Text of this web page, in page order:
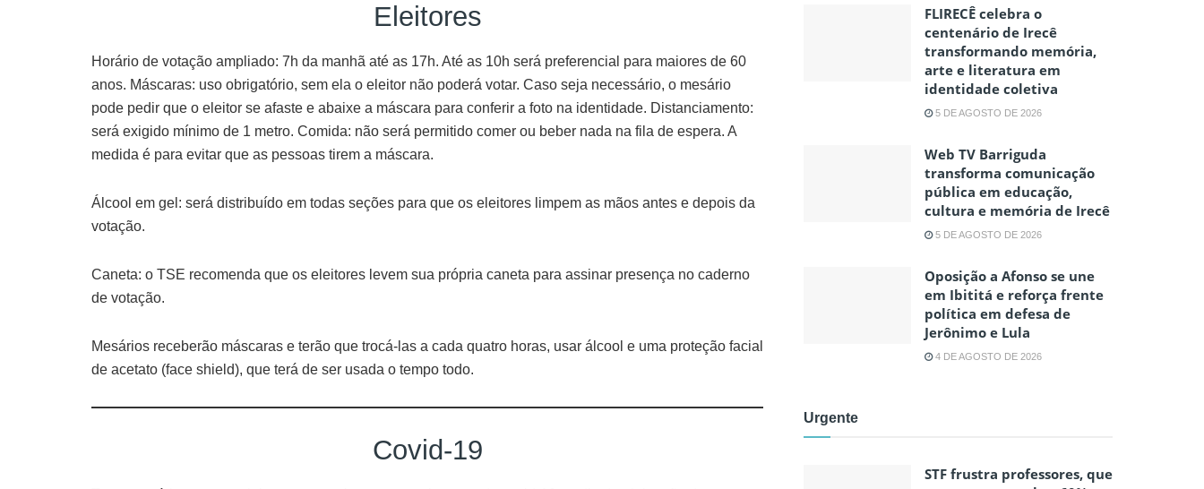
Eleitores
Horário de votação ampliado: 7h da manhã até as 17h. Até as 10h será preferencial para maiores de 60
anos. Máscaras: uso obrigatório, sem ela o eleitor não poderá votar. Caso seja necessário, o mesário
pode pedir que o eleitor se afaste e abaixe a máscara para conferir a foto na identidade. Distanciamento:
será exigido mínimo de 1 metro. Comida: não será permitido comer ou beber nada na fila de espera. A
medida é para evitar que as pessoas tirem a máscara.
Álcool em gel: será distribuído em todas seções para que os eleitores limpem as mãos antes e depois da
votação.
Caneta: o TSE recomenda que os eleitores levem sua própria caneta para assinar presença no caderno
de votação.
Mesários receberão máscaras e terão que trocá-las a cada quatro horas, usar álcool e uma proteção facial
de acetato (face shield), que terá de ser usada o tempo todo.
Covid-19
FLIRECÊ celebra o
centenário de Irecê
transformando memória,
arte e literatura em
identidade coletiva
5 DE AGOSTO DE 2026
Web TV Barriguda
transforma comunicação
pública em educação,
cultura e memória de Irecê
5 DE AGOSTO DE 2026
Oposição a Afonso se une
em Ibititá e reforça frente
política em defesa de
Jerônimo e Lula
4 DE AGOSTO DE 2026
Urgente
STF frustra professores, que